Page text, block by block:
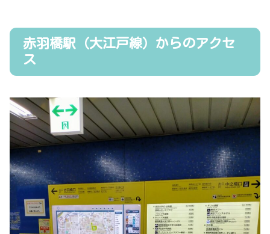
赤羽橋駅（大江戸線）からのアクセ
ス